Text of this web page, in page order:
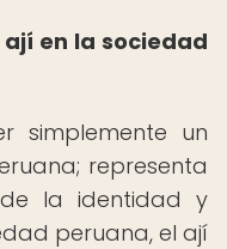
en la sociedad
simplemente un
representa
la identidad y
peruana, el ají